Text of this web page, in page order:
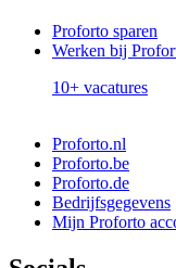
Proforto sparen
Werken bij
10+ vacatures
Proforto.nl
Proforto.be
Proforto.de
Bedrijfsgegevens
Mijn Proforto